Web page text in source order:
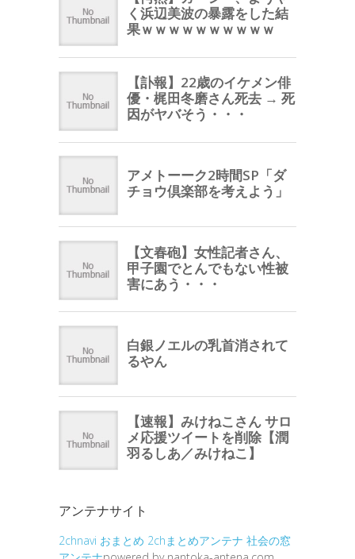
アンテナサイト
2chnavi おまとめ 2chまとめアンテナ 社会の窓